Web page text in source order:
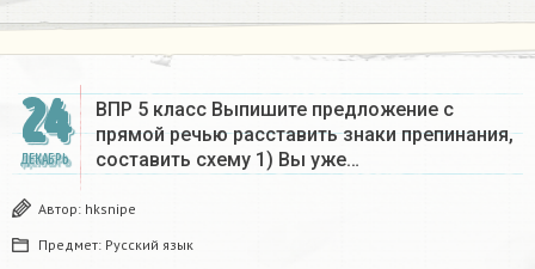
24
ДЕКАБРЬ
ВПР 5 класс Выпишите предложение с
прямой речью расставить знаки препинания,
составить схему 1) Вы уже…
Автор: hksnipe
Предмет: Русский язык